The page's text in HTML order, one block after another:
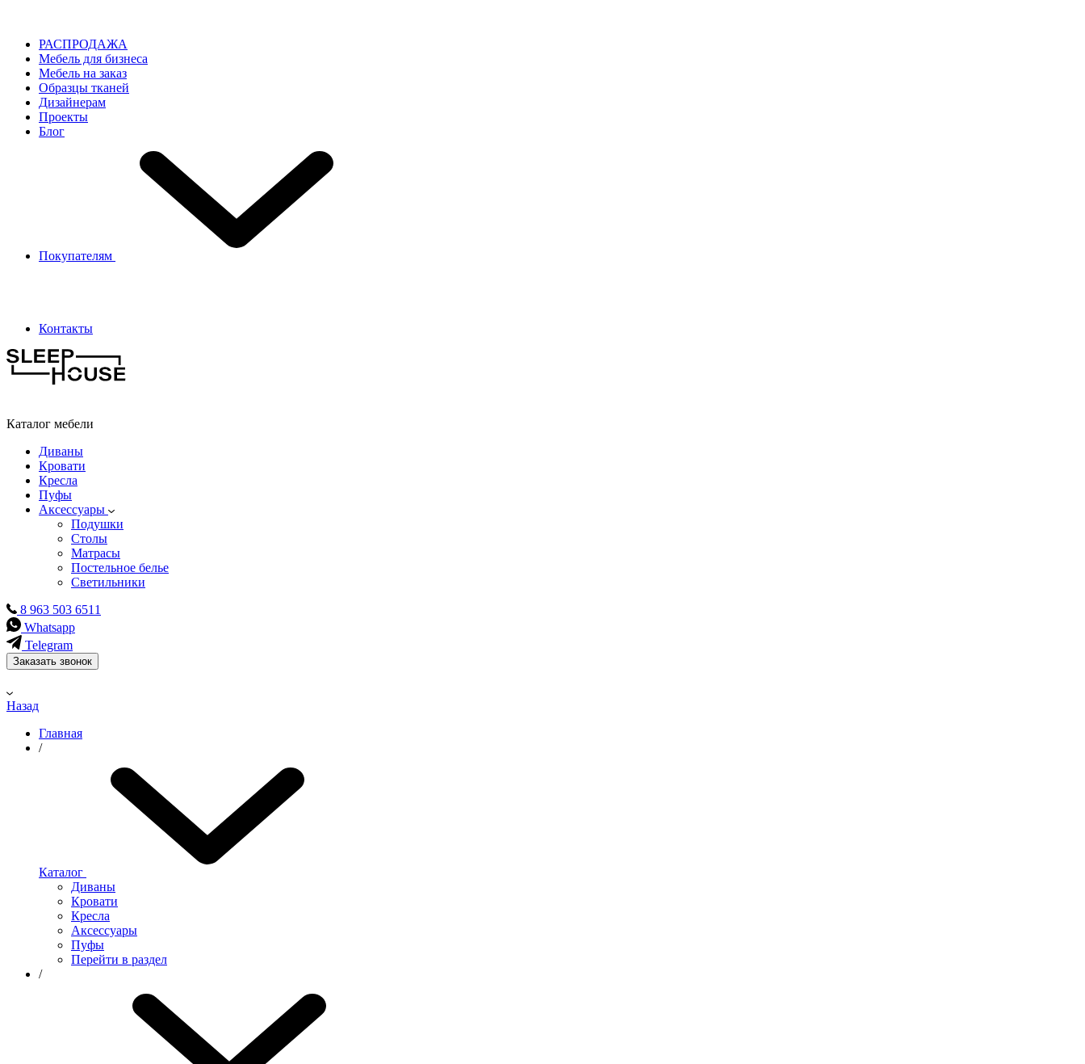
РАСПРОДАЖА
Мебель для бизнеса
Мебель на заказ
Образцы тканей
Дизайнерам
Проекты
Блог
Покупателям
Контакты
Каталог мебели
Диваны
Кровати
Кресла
Пуфы
Аксессуары
Подушки
Столы
Матрасы
Постельное белье
Светильники
8 963 503 6511
Whatsapp
Telegram
Заказать звонок
Назад
Главная
/
Каталог
Диваны
Кровати
Кресла
Аксессуары
Пуфы
Перейти в раздел
/